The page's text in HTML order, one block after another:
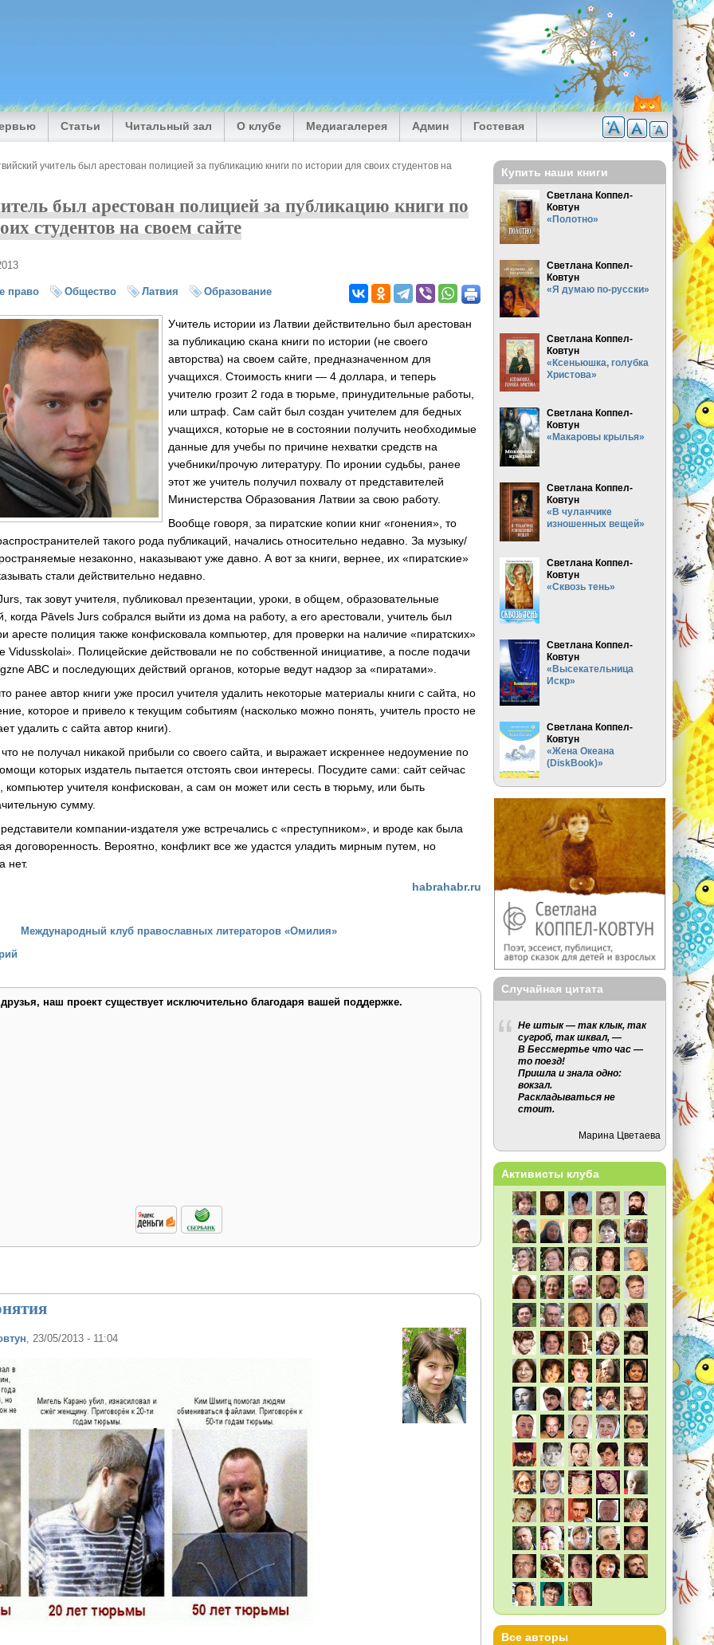
Статьи Читальный зал О клубе Медиагалерея Админ Гостевая
учитель был арестован полицией за публикацию книги по истории для своих студентов на
был арестован полицией за публикацию книги по
студентов на своем сайте
право Общество Латвия Образование
Учитель истории из Латвии действительно был арестован
за публикацию скана книги по истории (не своего
авторства) на своем сайте, предназначенном для
учащихся. Стоимость книги — 4 доллара, и теперь
учителю грозит 2 года в тюрьме, принудительные работы,
или штраф. Сам сайт был создан учителем для бедных
учащихся, которые не в состоянии получить необходимые
данные для учебы по причине нехватки средств на
учебники/прочую литературу. По иронии судьбы, ранее
этот же учитель получил похвалу от представителей
Министерства Образования Латвии за свою работу.
Вообще говоря, за пиратские копии книг «гонения», то
такого рода публикаций, начались относительно недавно. За музыку/
незаконно, наказывают уже давно. А вот за книги, вернее, их «пиратские»
стали действительно недавно.
так зовут учителя, публиковал презентации, уроки, в общем, образовательные
Pāvels Jurs собрался выйти из дома на работу, а его арестовали, учитель был
аресте полиция также конфисковала компьютер, для проверки на наличие «пиратских»
Vidusskolai». Полицейские действовали не по собственной инициативе, а после подачи
ABC и последующих действий органов, которые ведут надзор за «пиратами».
ранее автор книги уже просил учителя удалить некоторые материалы книги с сайта, но
которое и привело к текущим событиям (насколько можно понять, учитель просто не
удалить с сайта автор книги).
не получал никакой прибыли со своего сайта, и выражает искреннее недоумение по
которых издатель пытается отстоять свои интересы. Посудите сами: сайт сейчас
компьютер учителя конфискован, а сам он может или сесть в тюрьму, или быть
сумму.
компании-издателя уже встречались с «преступником», и вроде как была
договоренность. Вероятно, конфликт все же удастся уладить мирным путем, но
нет.
habrahabr.ru
Международный клуб православных литераторов «Омилия»
наш проект существует исключительно благодаря вашей поддержке.
, 23/05/2013 - 11:04
Купить наши книги
Светлана Коппел-
Ковтун
«Полотно»
Светлана Коппел-
Ковтун
«Я думаю по-русски»
Светлана Коппел-
Ковтун
«Ксеньюшка, голубка
Христова»
Светлана Коппел-
Ковтун
«Макаровы крылья»
Светлана Коппел-
Ковтун
«В чуланчике
изношенных вещей»
Светлана Коппел-
Ковтун
«Сквозь тень»
Светлана Коппел-
Ковтун
«Высекательница
Искр»
Светлана Коппел-
Ковтун
«Жена Океана
(DiskBook)»
Случайная цитата
Не штык — так клык, так
сугроб, так шквал, —
В Бессмертье что час —
то поезд!
Пришла и знала одно:
вокзал.
Раскладываться не
стоит.
Марина Цветаева
Активисты клуба
Все авторы